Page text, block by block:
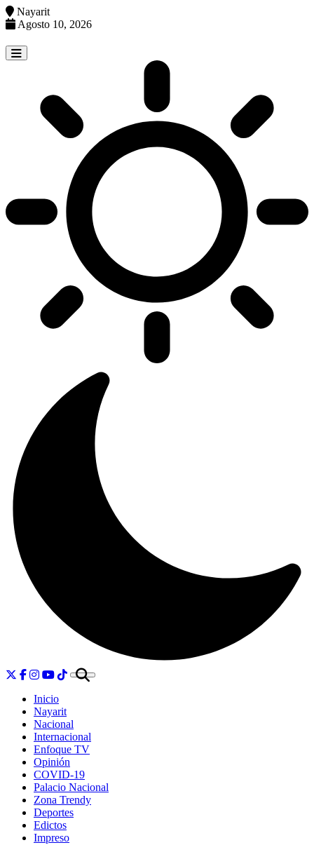
Nayarit
Agosto 10, 2026
to
content
Inicio
Nayarit
Nacional
Internacional
Enfoque TV
Opinión
COVID-19
Palacio Nacional
Zona Trendy
Deportes
Edictos
Impreso